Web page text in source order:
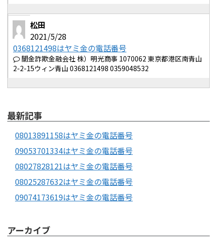
松田
2021/5/28
0368121498はヤミ金の電話番号
闇金詐欺金融会社 株）明光商事 1070062 東京都港区南青山
2-2-15ウィン青山 0368121498 0359048532
最新記事
08013891158はヤミ金の電話番号
09053701334はヤミ金の電話番号
08027828121はヤミ金の電話番号
08025287632はヤミ金の電話番号
09074173619はヤミ金の電話番号
アーカイブ